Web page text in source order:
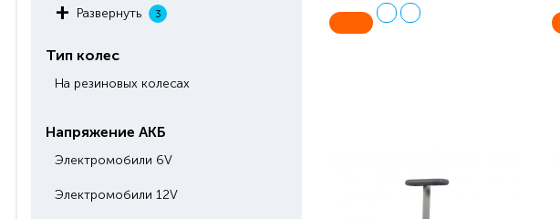
Развернуть 3
Тип колес
На резиновых колесах
Напряжение АКБ
Электромобили 6V
Электромобили 12V